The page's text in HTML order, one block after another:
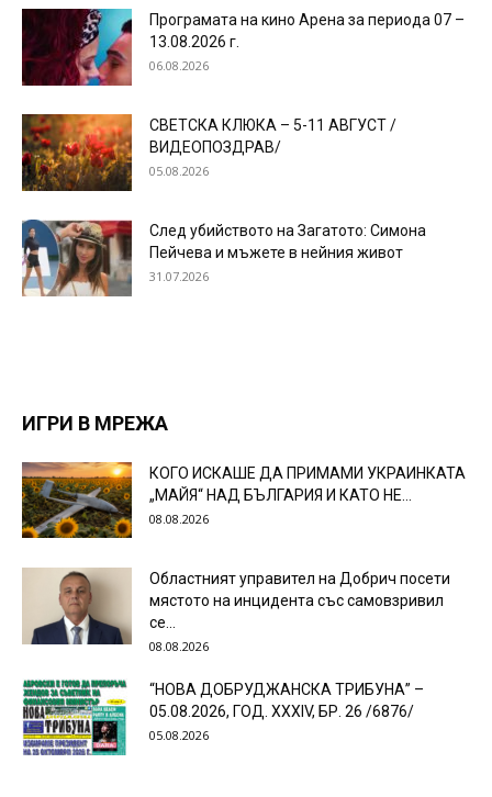
Програмата на кино Арена за периода 07 –
13.08.2026 г.
06.08.2026
СВЕТСКА КЛЮКА – 5-11 АВГУСТ /
ВИДЕОПОЗДРАВ/
05.08.2026
След убийството на Загатото: Симона
Пейчева и мъжете в нейния живот
31.07.2026
ИГРИ В МРЕЖА
КОГО ИСКАШЕ ДА ПРИМАМИ УКРАИНКАТА
„МАЙЯ“ НАД БЪЛГАРИЯ И КАТО НЕ...
08.08.2026
Областният управител на Добрич посети
мястото на инцидента със самовзривил
се...
08.08.2026
“НОВА ДОБРУДЖАНСКА ТРИБУНА” –
05.08.2026, ГОД. XXХIV, БР. 26 /6876/
05.08.2026